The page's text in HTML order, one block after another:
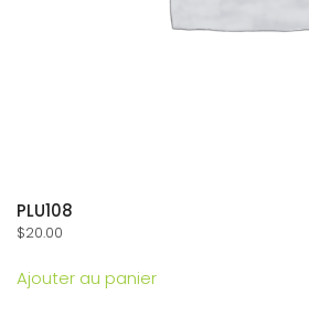
PLU108
$20.00
Ajouter au panier